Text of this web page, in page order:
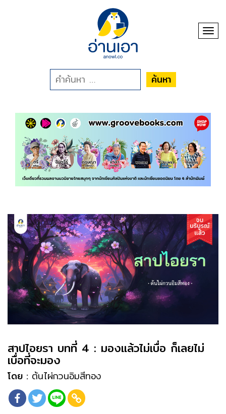
ค้นหา
สาปไอยรา บทที่ 4 : มองแล้วไม่เบื่อ ก็เลยไม่
เบื่อที่จะมอง
โดย : ต้นไผ่กวนอิมสีทอง